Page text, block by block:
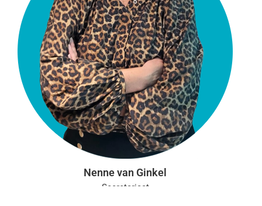
Nenne van Ginkel
Secretariaat